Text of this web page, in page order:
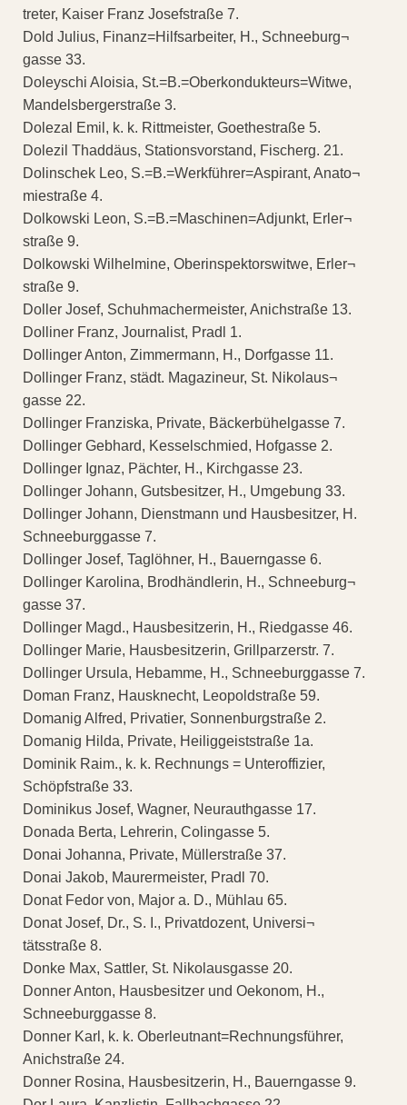
treter, Kaiser Franz Josefstraße 7.
Dold Julius, Finanz=Hilfsarbeiter, H., Schneeburg¬
gasse 33.
Doleyschi Aloisia, St.=B.=Oberkondukteurs=Witwe,
Mandelsbergerstraße 3.
Dolezal Emil, k. k. Rittmeister, Goethestraße 5.
Dolezil Thaddäus, Stationsvorstand, Fischerg. 21.
Dolinschek Leo, S.=B.=Werkführer=Aspirant, Anato¬
miestraße 4.
Dolkowski Leon, S.=B.=Maschinen=Adjunkt, Erler¬
straße 9.
Dolkowski Wilhelmine, Oberinspektorswitwe, Erler¬
straße 9.
Doller Josef, Schuhmachermeister, Anichstraße 13.
Dolliner Franz, Journalist, Pradl 1.
Dollinger Anton, Zimmermann, H., Dorfgasse 11.
Dollinger Franz, städt. Magazineur, St. Nikolaus¬
gasse 22.
Dollinger Franziska, Private, Bäckerbühelgasse 7.
Dollinger Gebhard, Kesselschmied, Hofgasse 2.
Dollinger Ignaz, Pächter, H., Kirchgasse 23.
Dollinger Johann, Gutsbesitzer, H., Umgebung 33.
Dollinger Johann, Dienstmann und Hausbesitzer, H.
Schneeburggasse 7.
Dollinger Josef, Taglöhner, H., Bauerngasse 6.
Dollinger Karolina, Brodhändlerin, H., Schneeburg¬
gasse 37.
Dollinger Magd., Hausbesitzerin, H., Riedgasse 46.
Dollinger Marie, Hausbesitzerin, Grillparzerstr. 7.
Dollinger Ursula, Hebamme, H., Schneeburggasse 7.
Doman Franz, Hausknecht, Leopoldstraße 59.
Domanig Alfred, Privatier, Sonnenburgstraße 2.
Domanig Hilda, Private, Heiliggeiststraße 1a.
Dominik Raim., k. k. Rechnungs = Unteroffizier,
Schöpfstraße 33.
Dominikus Josef, Wagner, Neurauthgasse 17.
Donada Berta, Lehrerin, Colingasse 5.
Donai Johanna, Private, Müllerstraße 37.
Donai Jakob, Maurermeister, Pradl 70.
Donat Fedor von, Major a. D., Mühlau 65.
Donat Josef, Dr., S. I., Privatdozent, Universi¬
tätsstraße 8.
Donke Max, Sattler, St. Nikolausgasse 20.
Donner Anton, Hausbesitzer und Oekonom, H.,
Schneeburggasse 8.
Donner Karl, k. k. Oberleutnant=Rechnungsführer,
Anichstraße 24.
Donner Rosina, Hausbesitzerin, H., Bauerngasse 9.